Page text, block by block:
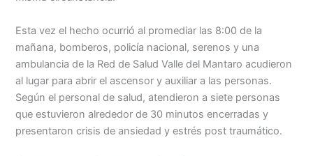
Menu
Esta vez el hecho ocurrió al promediar las 8:00 de la
mañana, bomberos, policía nacional, serenos y una
ambulancia de la Red de Salud Valle del Mantaro acudieron
al lugar para abrir el ascensor y auxiliar a las personas.
Según el personal de salud, atendieron a siete personas
que estuvieron alrededor de 30 minutos encerradas y
presentaron crisis de ansiedad y estrés post traumático.